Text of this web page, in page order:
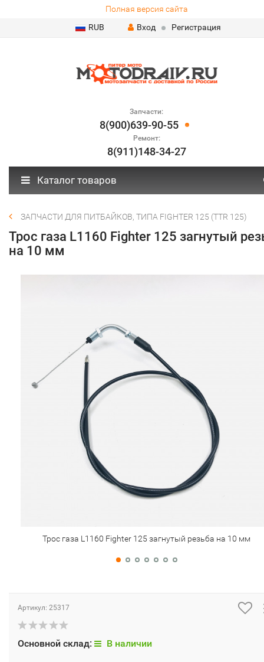
Полная версия сайта
RUB
Вход Регистрация
Запчасти:
8(900)639-90-55
Ремонт:
8(911)148-34-27
Каталог товаров
ЗАПЧАСТИ ДЛЯ ПИТБАЙКОВ, ТИПА FIGHTER 125 (TTR 125)
Трос газа L1160 Fighter 125 загнутый
на 10 мм
Трос газа L1160 Fighter 125 загнутый резьба на 10 мм
Артикул: 25317
Основной склад: В наличии